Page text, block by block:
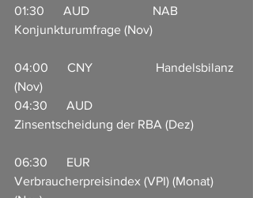
01:30      AUD                    NAB
Konjunkturumfrage (Nov)
04:00      CNY                    Handelsbilanz
(Nov)
04:30      AUD
Zinsentscheidung der RBA (Dez)
06:30      EUR
Verbraucherpreisindex (VPI) (Monat)